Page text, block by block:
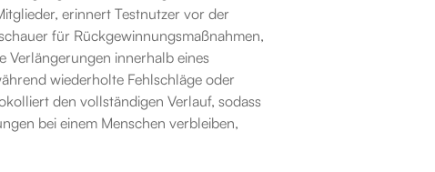
erinnert Testnutzer vor der
für Rückgewinnungsmaßnahmen,
Verlängerungen innerhalb eines
wiederholte Fehlschläge oder
den vollständigen Verlauf, sodass
bei einem Menschen verbleiben,